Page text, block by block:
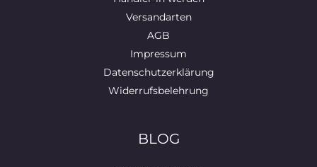
Versandarten
AGB
Impressum
Datenschutzerklärung
Widerrufsbelehrung
BLOG